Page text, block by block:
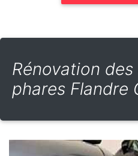
Rénovation
phares Flandre